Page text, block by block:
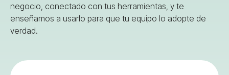
negocio, conectado con tus herramientas, y te
enseñamos a usarlo para que tu equipo lo adopte de
verdad.